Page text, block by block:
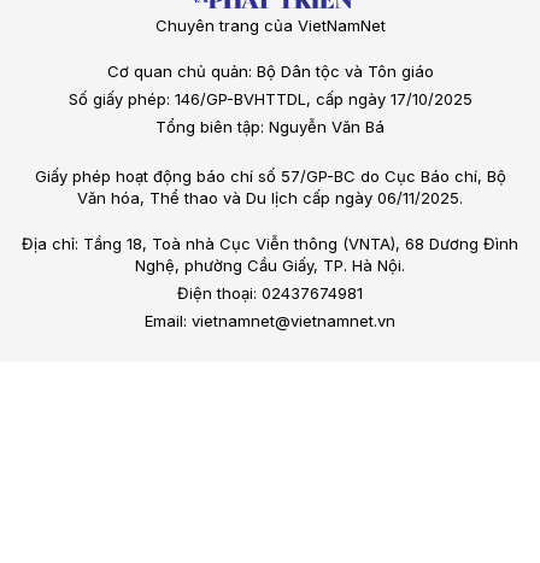
Chuyên trang của VietNamNet
Cơ quan chủ quản: Bộ Dân tộc và Tôn giáo
Số giấy phép: 146/GP-BVHTTDL, cấp ngày 17/10/2025
Tổng biên tập: Nguyễn Văn Bá
Giấy phép hoạt động báo chí số 57/GP-BC do Cục Báo chí, Bộ
Văn hóa, Thể thao và Du lịch cấp ngày 06/11/2025.
Địa chỉ: Tầng 18, Toà nhà Cục Viễn thông (VNTA), 68 Dương Đình
Nghệ, phường Cầu Giấy, TP. Hà Nội.
Điện thoại: 02437674981
Email: vietnamnet@vietnamnet.vn